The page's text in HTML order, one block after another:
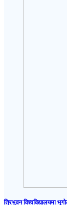
त्रिभुवन विश्वविद्यालयमा